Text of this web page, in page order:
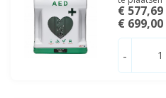
€ 577,69
€ 699,00
-